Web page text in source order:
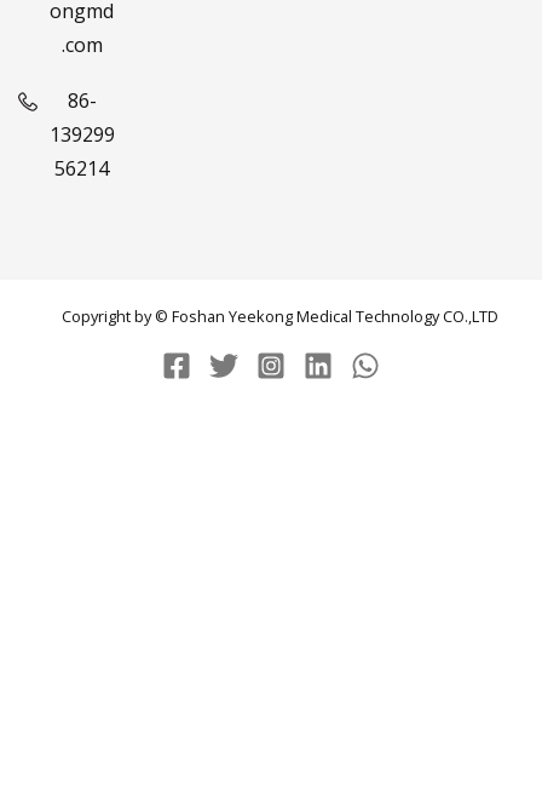
ongmd
.com
86-
139299
56214
Copyright by © Foshan Yeekong Medical Technology CO.,LTD